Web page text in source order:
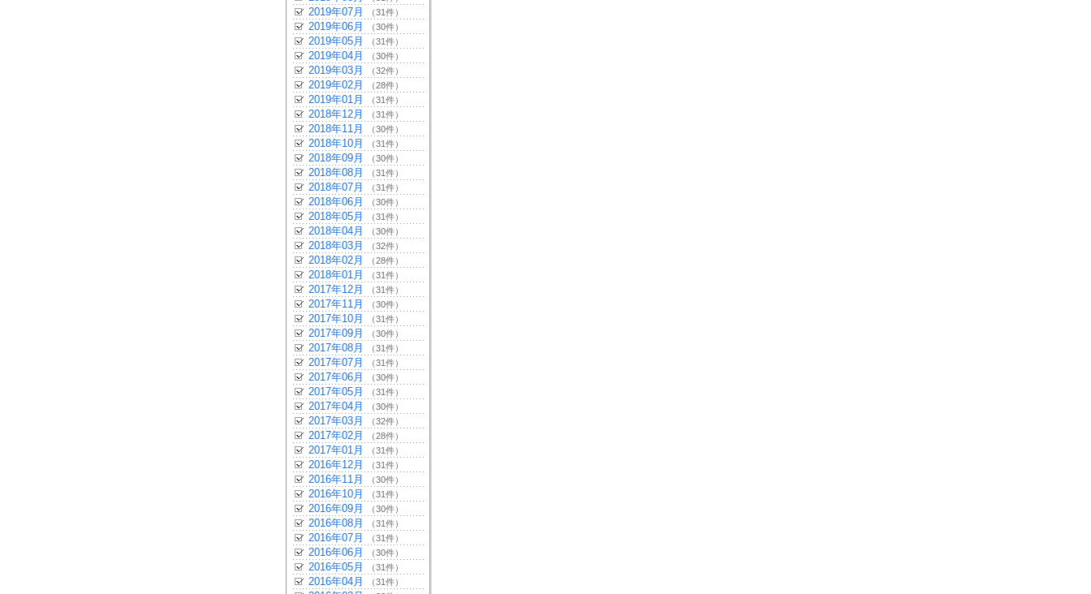
2019年07月 （31件）
2019年06月 （30件）
2019年05月 （31件）
2019年04月 （30件）
2019年03月 （32件）
2019年02月 （28件）
2019年01月 （31件）
2018年12月 （31件）
2018年11月 （30件）
2018年10月 （31件）
2018年09月 （30件）
2018年08月 （31件）
2018年07月 （31件）
2018年06月 （30件）
2018年05月 （31件）
2018年04月 （30件）
2018年03月 （32件）
2018年02月 （28件）
2018年01月 （31件）
2017年12月 （31件）
2017年11月 （30件）
2017年10月 （31件）
2017年09月 （30件）
2017年08月 （31件）
2017年07月 （31件）
2017年06月 （30件）
2017年05月 （31件）
2017年04月 （30件）
2017年03月 （32件）
2017年02月 （28件）
2017年01月 （31件）
2016年12月 （31件）
2016年11月 （30件）
2016年10月 （31件）
2016年09月 （30件）
2016年08月 （31件）
2016年07月 （31件）
2016年06月 （30件）
2016年05月 （31件）
2016年04月 （31件）